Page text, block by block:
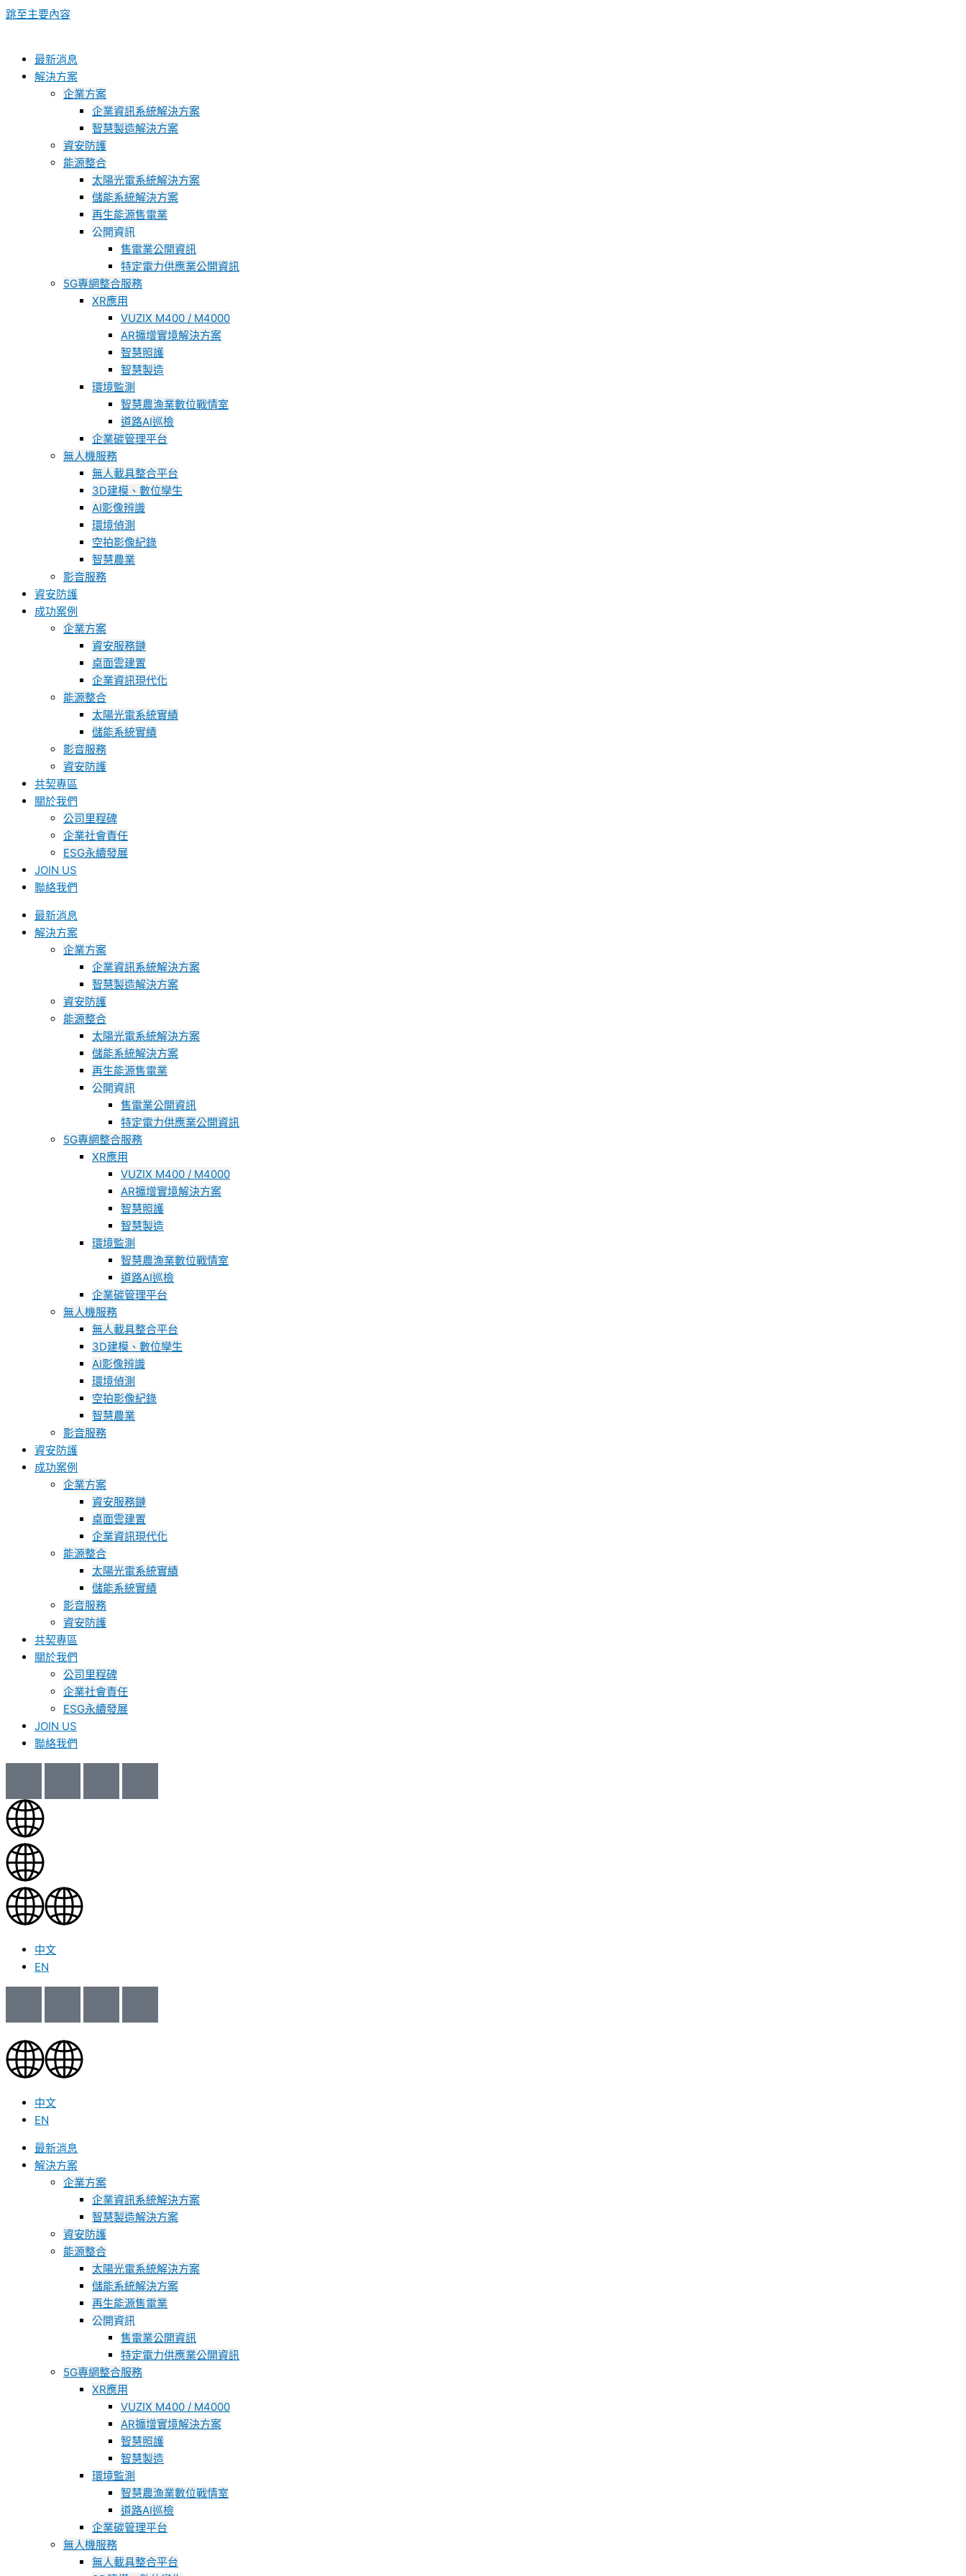
跳至主要內容
最新消息
解決方案
企業方案
企業資訊系統解決方案
智慧製造解決方案
資安防護
能源整合
太陽光電系統解決方案
儲能系統解決方案
再生能源售電業
公開資訊
售電業公開資訊
特定電力供應業公開資訊
5G專網整合服務
XR應用
VUZIX M400 / M4000
AR擴增實境解決方案
智慧照護
智慧製造
環境監測
智慧農漁業數位戰情室
道路AI巡檢
企業碳管理平台
無人機服務
無人載具整合平台
3D建模、數位孿生
AI影像辨識
環境偵測
空拍影像紀錄
智慧農業
影音服務
資安防護
成功案例
企業方案
資安服務鏈
桌面雲建置
企業資訊現代化
能源整合
太陽光電系統實績
儲能系統實績
影音服務
資安防護
共契專區
關於我們
公司里程碑
企業社會責任
ESG永續發展
JOIN US
聯絡我們
最新消息
解決方案
企業方案
企業資訊系統解決方案
智慧製造解決方案
資安防護
能源整合
太陽光電系統解決方案
儲能系統解決方案
再生能源售電業
公開資訊
售電業公開資訊
特定電力供應業公開資訊
5G專網整合服務
XR應用
VUZIX M400 / M4000
AR擴增實境解決方案
智慧照護
智慧製造
環境監測
智慧農漁業數位戰情室
道路AI巡檢
企業碳管理平台
無人機服務
無人載具整合平台
3D建模、數位孿生
AI影像辨識
環境偵測
空拍影像紀錄
智慧農業
影音服務
資安防護
成功案例
企業方案
資安服務鏈
桌面雲建置
企業資訊現代化
能源整合
太陽光電系統實績
儲能系統實績
影音服務
資安防護
共契專區
關於我們
公司里程碑
企業社會責任
ESG永續發展
JOIN US
聯絡我們
中文
EN
中文
EN
最新消息
解決方案
企業方案
企業資訊系統解決方案
智慧製造解決方案
資安防護
能源整合
太陽光電系統解決方案
儲能系統解決方案
再生能源售電業
公開資訊
售電業公開資訊
特定電力供應業公開資訊
5G專網整合服務
XR應用
VUZIX M400 / M4000
AR擴增實境解決方案
智慧照護
智慧製造
環境監測
智慧農漁業數位戰情室
道路AI巡檢
企業碳管理平台
無人機服務
無人載具整合平台